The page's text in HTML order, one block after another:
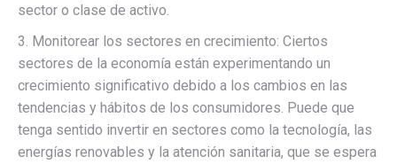
sector o clase de activo.
3. Monitorear los sectores en crecimiento: Ciertos
sectores de la economía están experimentando un
crecimiento significativo debido a los cambios en las
tendencias y hábitos de los consumidores. Puede que
tenga sentido invertir en sectores como la tecnología, las
energías renovables y la atención sanitaria, que se espera